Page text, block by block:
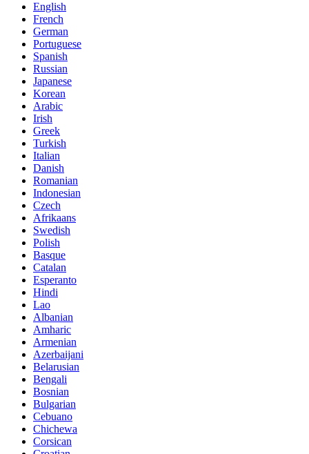
English
French
German
Portuguese
Spanish
Russian
Japanese
Korean
Arabic
Irish
Greek
Turkish
Italian
Danish
Romanian
Indonesian
Czech
Afrikaans
Swedish
Polish
Basque
Catalan
Esperanto
Hindi
Lao
Albanian
Amharic
Armenian
Azerbaijani
Belarusian
Bengali
Bosnian
Bulgarian
Cebuano
Chichewa
Corsican